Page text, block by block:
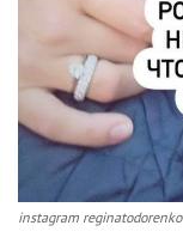
instagram reginatodorenko